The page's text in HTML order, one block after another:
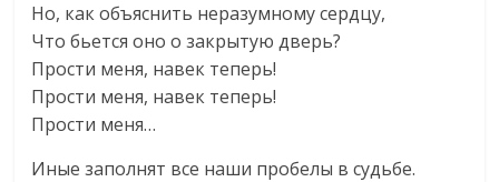
Но, как объяснить неразумному сердцу,
Что бьется оно о закрытую дверь?
Прости меня, навек теперь!
Прости меня, навек теперь!
Прости меня…
Иные заполнят все наши пробелы в судьбе.